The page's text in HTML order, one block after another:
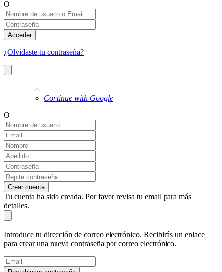
O
Acceder
¿Olvidaste tu contraseña?
Continue with Google
O
Crear cuenta
Tu cuenta ha sido creada. Por favor revisa tu email para más
detalles.
Introduce tu dirección de correo electrónico. Recibirás un enlace
para crear una nueva contraseña por correo electrónico.